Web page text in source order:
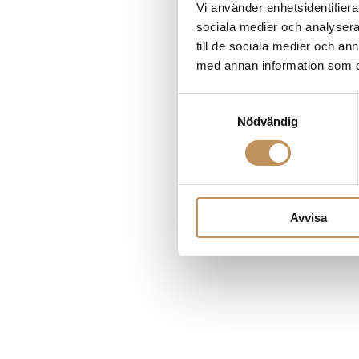
Vi använder
sociala medier och
till de sociala medier och
med annan information som
Nödvändig
Avvisa
Application